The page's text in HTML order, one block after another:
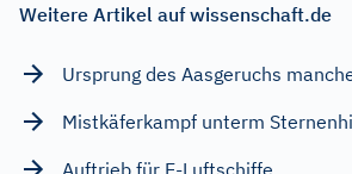
Weitere Artikel auf wissenschaft.de
Ursprung des Aasgeruchs
Mistkäferkampf unterm
Auftrieb für E-Luftschiffe